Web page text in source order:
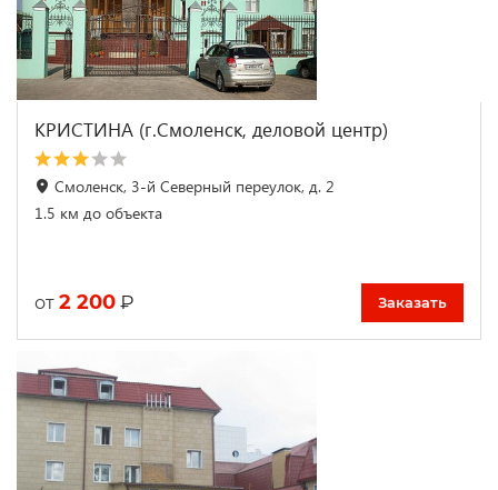
КРИСТИНА (г.Смоленск, деловой центр)
Смоленск, 3-й Северный переулок, д. 2
1.5 км до объекта
от 2 200 ₽ Заказать